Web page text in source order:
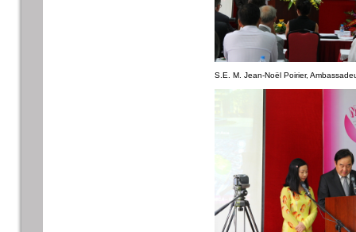
S.E. M. Jean-Noël Poirier,